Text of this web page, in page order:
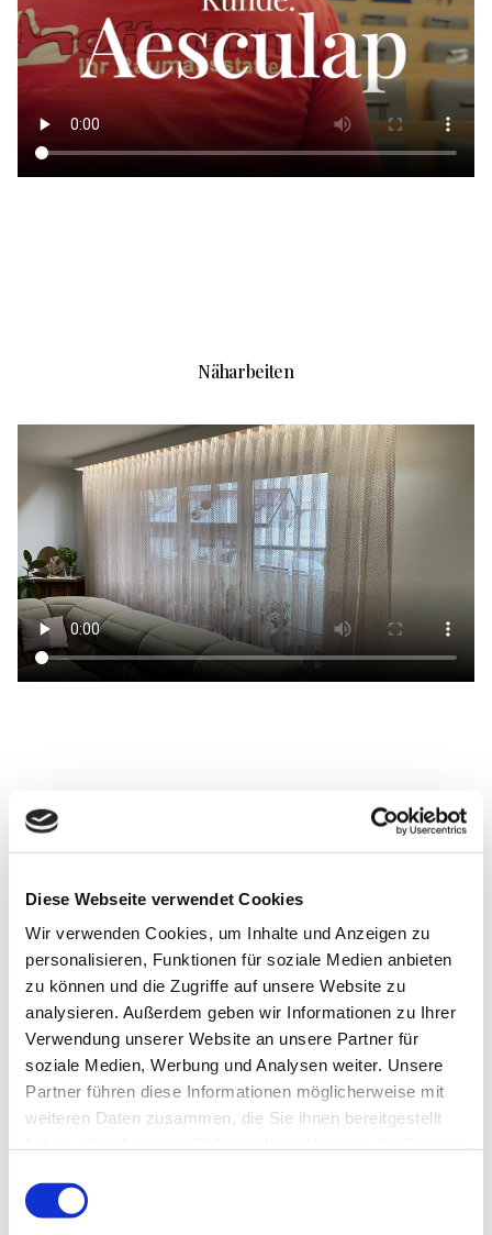
Diese Webseite verwendet Cookies
Wir verwenden Cookies, um Inhalte und Anzeigen zu
personalisieren, Funktionen für soziale Medien anbieten
zu können und die Zugriffe auf unsere Website zu
analysieren. Außerdem geben wir Informationen zu Ihrer
Verwendung unserer Website an unsere Partner für
soziale Medien, Werbung und Analysen weiter. Unsere
Partner führen diese Informationen möglicherweise mit
weiteren Daten zusammen, die Sie ihnen bereitgestellt
Näharbeiten